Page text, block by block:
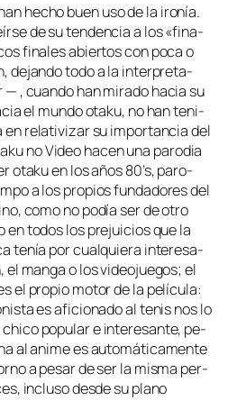
he­cho buen uso de la iro­nía.
de su ten­den­cia a los «fi­na­
fi­na­les abier­tos con po­ca o
de­jan­do to­do a la in­ter­pre­ta­
, cuan­do han mi­ra­do ha­cia su
el mun­do ota­ku, no han te­ni­
en re­la­ti­vi­zar su im­por­tan­cia del
no Videoha­cen una pa­ro­dia
ota­ku en los años 80’s, pa­ro­
a los pro­pios fun­da­do­res del
co­mo no po­día ser de otro
en to­dos los pre­jui­cios que la
te­nía por cual­quie­ra in­tere­sa­
el man­ga o los vi­deo­jue­gos; el
el pro­pio mo­tor de la pe­lí­cu­la:
es afi­cio­na­do al te­nis nos lo
po­pu­lar e in­tere­san­te, pe­
al ani­me es au­to­má­ti­ca­men­te
a pe­sar de ser la mis­ma per­
in­clu­so des­de su plano